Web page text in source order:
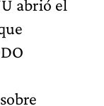
abrió el